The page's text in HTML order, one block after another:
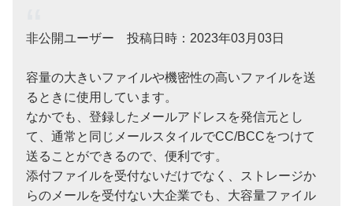
非公開ユーザー 投稿日時：2023年03月03日
容量の大きいファイルや機密性の高いファイルを送
るときに使用しています。
なかでも、登録したメールアドレスを発信元とし
て、通常と同じメールスタイルでCC/BCCをつけて
送ることができるので、便利です。
添付ファイルを受付ないだけでなく、ストレージか
らのメールを受付ない大企業でも、大容量ファイル